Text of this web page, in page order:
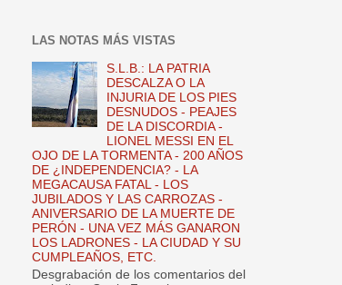
LAS NOTAS MÁS VISTAS
S.L.B.: LA PATRIA
DESCALZA O LA
INJURIA DE LOS PIES
DESNUDOS - PEAJES
DE LA DISCORDIA -
LIONEL MESSI EN EL
OJO DE LA TORMENTA - 200 AÑOS
DE ¿INDEPENDENCIA? - LA
MEGACAUSA FATAL - LOS
JUBILADOS Y LAS CARROZAS -
ANIVERSARIO DE LA MUERTE DE
PERÓN - UNA VEZ MÁS GANARON
LOS LADRONES - LA CIUDAD Y SU
CUMPLEAÑOS, ETC.
Desgrabación de los comentarios del